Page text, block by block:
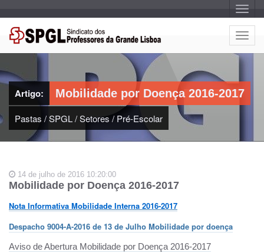
A
l
t
e
r
a
a
v
g
o
A
l
t
r
n
a
a
Artigo: Mobilidade por Doença 2016-2017
Pastas /SPGL/Setores/Pré-Escolar
14 de julho de 2016 10:20:00
Mobilidade por Doença 2016-2017
Nota Informativa Mobilidade Interna 2016-2017
Despacho 9004-A-2016 de 13 de Julho Mobilidade por doença
Aviso de Abertura Mobilidade por Doença 2016-2017